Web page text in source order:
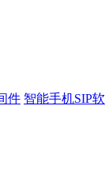
件 智能手机SIP软